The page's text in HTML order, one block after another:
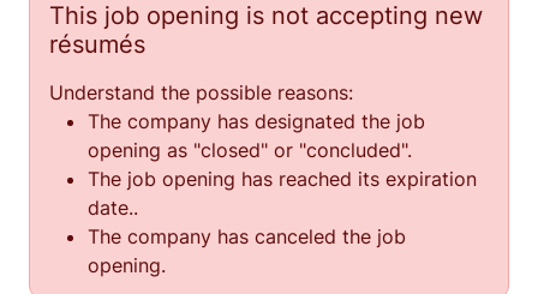
This job opening is not accepting new
résumés
Understand the possible reasons:
The company has designated the job
opening as "closed" or "concluded".
The job opening has reached its expiration
date..
The company has canceled the job
opening.